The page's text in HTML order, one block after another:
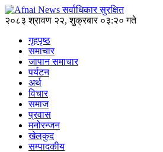
२०८३ श्रावण २२, शुक्रबार ०३:२० गते
गृहपृष्ठ
समाचार
जापान समाचार
पर्यटन
अर्थ
विचार
समाज
प्रवास
मनोरन्जन
खेलकुद
सम्पादकीय